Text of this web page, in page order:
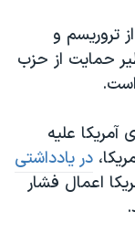
تروریسم و
حمایت از حزب
علیه
در یادداشتی
اعمال فشار